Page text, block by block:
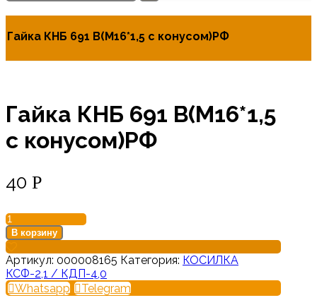
Гайка КНБ 691 В(М16*1,5 с конусом)РФ
Гайка КНБ 691 В(М16*1,5
с конусом)РФ
40 Р
В корзину
Артикул: 000008165 Категория: КОСИЛКА
КСФ-2,1 / КДП-4,0
Whatsapp
Telegram